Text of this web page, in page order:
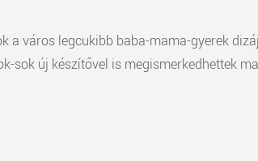
a város legcukibb baba-mama-gyerek
sok új készítővel is megismerkedhettek